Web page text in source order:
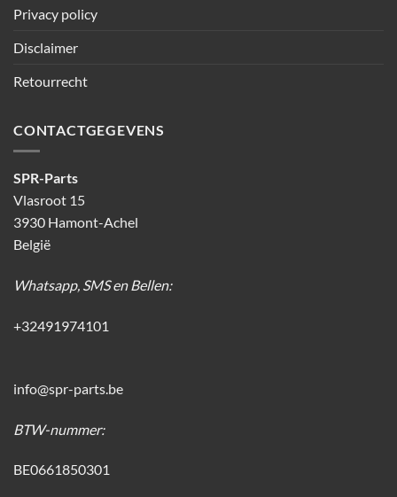
Privacy policy
Disclaimer
Retourrecht
CONTACTGEGEVENS
SPR-Parts
Vlasroot 15
3930 Hamont-Achel
België
Whatsapp, SMS en Bellen:
+32491974101
info@spr-parts.be
BTW-nummer:
BE0661850301